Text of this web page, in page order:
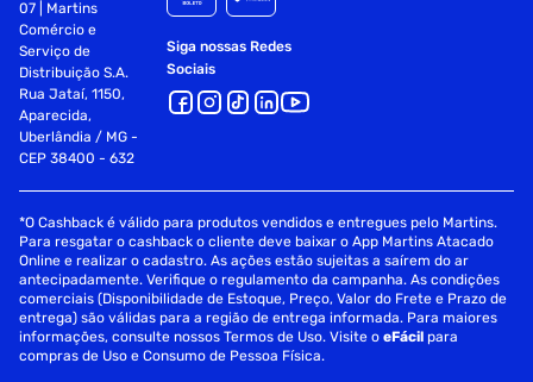
07 | Martins
Comércio e
Serviço de
Distribuição S.A.
Rua Jataí, 1150,
Aparecida,
Uberlândia / MG -
CEP 38400 - 632
Siga nossas Redes
Sociais
*O Cashback é válido para produtos vendidos e entregues pelo Martins.
Para resgatar o cashback o cliente deve baixar o App Martins Atacado
Online e realizar o cadastro. As ações estão sujeitas a saírem do ar
antecipadamente. Verifique o regulamento da campanha. As condições
comerciais (Disponibilidade de Estoque, Preço, Valor do Frete e Prazo de
entrega) são válidas para a região de entrega informada. Para maiores
informações, consulte nossos Termos de Uso. Visite oeFácil para
compras de Uso e Consumo de Pessoa Física.